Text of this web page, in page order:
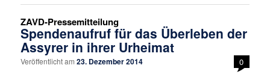
ZAVD-Pressemitteilung
Spendenaufruf für das Überleben der
Assyrer in ihrer Urheimat
Veröffentlicht am23. Dezember 2014
0